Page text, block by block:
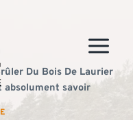
Du Bois De Laurier
absolument savoir